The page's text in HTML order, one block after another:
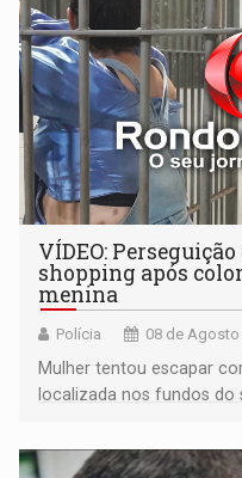
VÍDEO:
shopping após
menina
Polícia 08 de Agosto
Mulher tentou escapar
localizada nos fundos do